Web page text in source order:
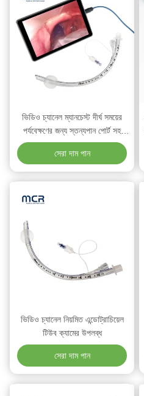
ভিডিও চ্যানেল ম্যানচেস্ট দীর্ঘ সময়ের
পর্যবেক্ষণের জন্য স্তন্যপান পোর্ট সহ
এন্ডোট্রাচেল টিউব
সেরা দাম পান
ভিডিও চ্যানেল নিয়মিত এন্ডোট্রাচিয়েল
টিউব ক্যামের উপলব্ধ
সেরা দাম পান